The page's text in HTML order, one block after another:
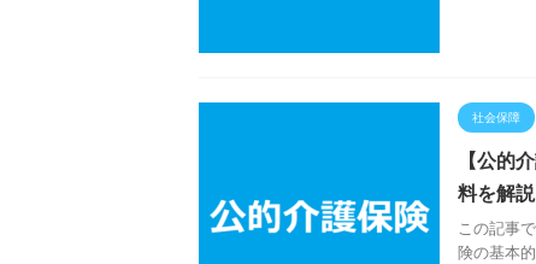
社会保障
【公的
料を解説
この記事
険の基本